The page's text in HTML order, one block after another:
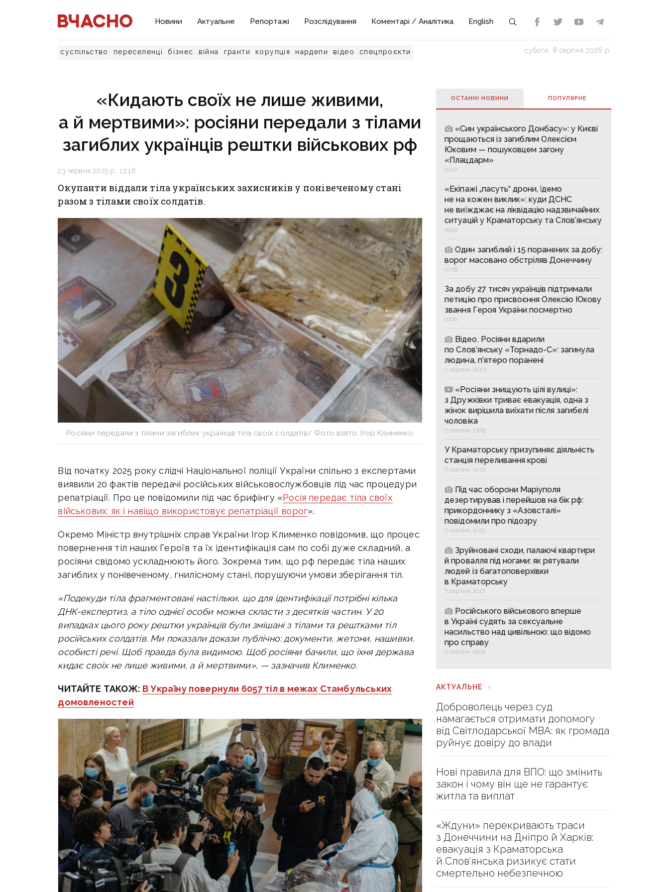
Новини Актуальне Репортажі Розслідування Коментарі / Аналітика English
суспільство переселенці бізнес війна гранти корупція нардепи відео спецпроєкти субота, 8 серпня 2026 р.
«Кидають своїх не лише живими,
а й мертвими»: росіяни передали з тілами
загиблих українців рештки військових рф
23 червня 2025 р., 13:16
Окупанти віддали тіла українських захисників у понівеченому стані
разом з тілами своїх солдатів.
Росіяни передали з тілами загиблих українців тіла своїх солдатів/ Фото взято: Ігор Клименко
Від початку 2025 року слідчі Національної поліції України спільно з експертами
виявили 20 фактів передачі російських військовослужбовців під час процедури
репатріації. Про це повідомили під час брифінгу «Росія передає тіла своїх
військових: як і навіщо використовує репатріації ворог».
Окремо Міністр внутрішніх справ України Ігор Клименко повідомив, що процес
повернення тіл наших Героїв та їх ідентифікація сам по собі дуже складний, а
росіяни свідомо ускладнюють його. Зокрема тим, що рф передає тіла наших
загиблих у понівеченому, гнилісному стані, порушуючи умови зберігання тіл.
«Подекуди тіла фрагментовані настільки, що для ідентифікації потрібні кілька
ДНК-експертиз, а тіло однієї особи можна скласти з десятків частин. У 20
випадках цього року рештки українців були змішані з тілами та рештками тіл
російських солдатів. Ми показали докази публічно: документи, жетони, нашивки,
особисті речі. Щоб правда була видимою. Щоб росіяни бачили, що їхня держава
кидає своїх не лише живими, а й мертвими», — зазначив Клименко.
ЧИТАЙТЕ ТАКОЖ: В Україну повернули 6057 тіл в межах Стамбульських
домовленостей
ОСТАННІ НОВИНИ ПОПУЛЯРНE
«Син українського Донбасу»: у Києві
прощаються із загиблим Олексієм
Юковим — пошуковцем загону
«Плацдарм»
10:47
«Екіпажі „пасуть“ дрони, їдемо
не на кожен виклик»: куди ДСНС
не виїжджає на ліквідацію надзвичайних
ситуацій у Краматорську та Слов’янську
09:00
Один загиблий і 15 поранених за добу:
ворог масовано обстріляв Донеччину
07:08
За добу 27 тисяч українців підтримали
петицію про присвоєння Олексію Юкову
звання Героя України посмертно
07:00
Відео. Росіяни вдарили
по Слов’янську «Торнадо-С»: загинула
людина, п’ятеро поранені
7 серпня, 16:27
«Росіяни знищують цілі вулиці»:
з Дружківки триває евакуація, одна з
жінок вирішила виїхати після загибелі
чоловіка
7 серпня, 13:05
У Краматорську призупиняє діяльність
станція переливання крові
7 серпня, 12:16
Під час оборони Маріуполя
дезертирував і перейшов на бік рф:
прикордоннику з «Азовсталі»
повідомили про підозру
7 серпня, 11:03
Зруйновані сходи, палаючі квартири
й провалля під ногами: як рятували
людей із багатоповерхівки
в Краматорську
7 серпня, 10:17
Російського військового вперше
в Україні судять за сексуальне
насильство над цивільною: що відомо
про справу
7 серпня, 09:05
АКТУАЛЬНЕ
Доброволець через суд
намагається отримати допомогу
від Світлодарської МВА: як громада
руйнує довіру до влади
Нові правила для ВПО: що змінить
закон і чому він ще не гарантує
житла та виплат
«Ждуни» перекривають траси
з Донеччини на Дніпро й Харків:
евакуація з Краматорська
й Слов’янська ризикує стати
смертельно небезпечною